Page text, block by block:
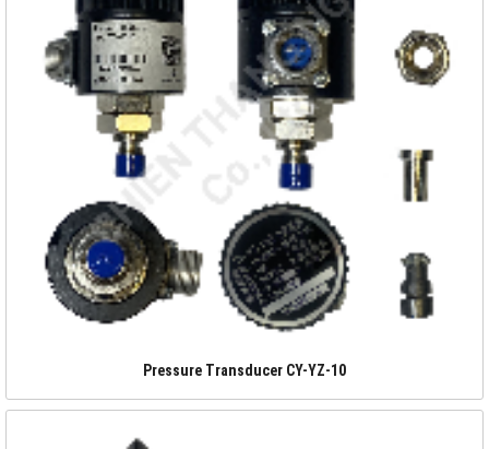
Pressure Transducer CY-YZ-10